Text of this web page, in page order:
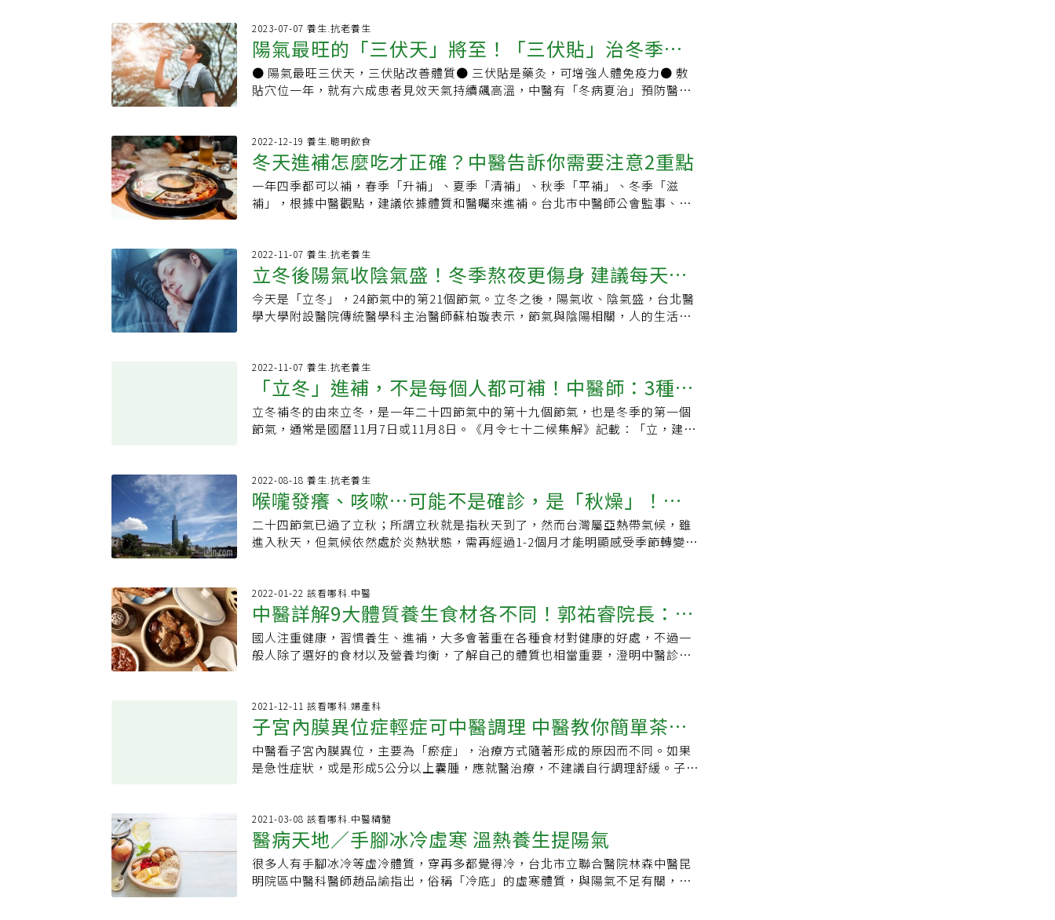
族群薑茶不宜喝太多「薑茶很適合胃寒、虛寒體質的人，但對於胃熱體質，或有
肝火、類風溼性關節炎正在發作、身體正在發炎的患者，就不適合喝太多薑
茶。」廖麗蘭表示，像胃酸多、口乾、口苦、排便較臭、心火旺盛、晚上做夢
多，或身體因發炎、熱性感冒而喉嚨疼痛，持續一段時間後還出現痰黃、痰液濃
稠、發高燒症狀，體溫飆到攝氏38、39度以上的病患，都不建議喝太多薑茶，一
熱熱的薑茶，有一次，她突然胃發炎、胃酸過多，但她還是持續每天早上喝薑
茶，結果眼睛周遭長出麥粒腫、針眼，就醫後才知道，自己當時的體質已轉為胃
熱、有火，如果還是每天喝一杯薑茶，等於火上加油，身體自然冒出一些不舒服
症狀，後來，經醫師診斷、開藥後、她除了用藥，也同步暫停喝薑茶的習慣，身
過身體有異常變化，或體質出現改變，就不適合喝太多薑茶，民眾可諮詢專業中
醫師建議，才能讓薑茶的養生功效充分發揮，身體也才能真正感受到薑茶所帶來
的種種好處。(責任編輯葉姿岑)
等，也可以用排骨或豆類替代。長期茹素者具中醫師身分的北市聯醫忠孝院區血
液腫瘤科主任簡采汝說，長期茹素者體質偏冷，可用燉煮、慢熬等方式烹調改變
蔬菜的寒性，並加入薑或薑黃、肉桂、枸杞、黃耆等補氣血食材；蛋白質可從堅
果類、豆腐類、牛奶起司中補充，可用番茄、芹菜、紅棗、醬油、糖、鹽、薑、
胃氣，可以補充牛蒡、蓮藕、銀耳、山藥等，佐以西洋參、枸杞等烹調，修補化
療或標靶副作用，促進造血；慢性腎病、三高患者，進補要避免濃高湯、沙茶，
以清湯低脂的「以清為補」為原則。雖蔬食、癌症、慢性病多有禁忌，但仍要看
個別體質的寒熱虛實情況選用食物。除了食補外，基隆長庚醫院中醫科主任張子
瑜說，天氣寒冷一定要多注意頸部、背部保暖，可以使用帽子、圍巾，減少感
氣。
農村的工作也越來越少，進入「冬藏」的狀態。立冬正是代表從此開始進入冬季
之始，因為台灣位在亞熱帶地區，農曆10月仍有炎熱的陽光，有「十月小陽春」
之稱。過去沒有冰箱的時代，台灣農村會利用此時的陽光與溫度，將今年收成的
青菜製做成「菜乾」，來度過冬季。立冬養身3要訣：1.身體隨節氣變化，立冬後
建議每天至少睡八小時立冬過後，氣溫較冷，白天的時間變得比較短、黑夜較
緒浮躁、內分泌失調、經期紊亂、容易失眠等，建議冬季要相對於其他季節早
睡，建議最好睡到八小時。冬季時氣血循環也會受到影響，精神容易變差，特別
是長者更為明顯，夜尿多、手腳冰冷。長者可透過白天曬太陽或熱敷，晚上泡腳
來改善，加強末梢循環，但不要在上半身過度熱敷，晚間腦部氣血循環太好，反
眾，女性大多屬虛寒體質，特徵如手腳冰冷、精神差，女性白帶呈水狀，進補時
可多吃「薑」，比較熱性的食物，一周一次或二周一次為宜，過補反傷身。3.立
冬按摩穴位 加速體質調整速度年長者調整體質速度較慢，立冬後可以強化腎經及
任脈。按摩腎經的穴位包含太谿穴、湧泉穴，太谿穴位於腳踝的位置、湧泉穴則
是位於腳底前三分之一的凹陷處；任脈穴位可加強關元穴、氣海穴，關元穴位於
每次按摩大約3到5分鐘，使用指腹輕輕按壓，不要用力按到瘀青，輕壓就會有效
果。節氣與諺語：•立冬收成期，雞鳥卡會啼：農村收成期間，放養的雞群與野
生鳥類此時都有穀物可吃，很容易聽到禽鳥欣喜的啼聲。•補冬補嘴空：農村認
為進入立冬日要開始進補，一年的辛勞，到冬季已經體力衰弱，進補來恢復元
10月天氣仍熱，所以農村會利用這段時機製作菜乾等農產加工品。參考資料：食
農教育資訊整合平台台灣大百科資料元氣網：立冬後陽氣收陰氣盛！冬季熬夜更
傷身 建議每天睡滿＊小時
2023-07-07 養生.抗老養生
陽氣最旺的「三伏天」將至！「三伏貼」治冬季最
難纏3病症
● 陽氣最旺三伏天，三伏貼改善體質● 三伏貼是藥灸，可增強人體免疫力● 敷
貼穴位一年，就有六成患者見效天氣持續飆高溫，中醫有「冬病夏治」預防醫學
難纏的病症。今年「三伏天」分別為7月11日、7月21日、8月10日，民眾可至中
醫院所預約三伏貼的治療。中醫師公會全聯會理事長詹永兆說，三伏貼是將中藥
材貼在人體穴位上，包括甘遂、白芥子、細辛、延胡索、丁香、薑汁等辛溫、逐
痰、溫陽、通絡的藥物，藉著夏天最熱的三伏天，肌膚毛孔易擴張，藥物得以沁
入皮膚，讓藥效發揮。台北慈濟醫院中醫部主治醫師林亞萱表示，近年氣喘人口
醫部主治醫師陳俊良說，三伏貼針對大椎、風門、定喘、肺俞、脾俞、腎俞等穴
位，適應症為過敏性鼻炎、氣喘、慢性支氣管炎、久咳怕冷、胃寒腹瀉、體質虛
弱、容易反覆感冒、痛經及月經不調、風寒濕性關節疼痛等。支氣管症狀好得最
明顯台北榮總傳統醫學部主任龔彥穎說，根據研究，若三伏貼療程持續達三年，
進行三伏貼調理外，飲食方面也要做好「避暑」，若身體狀況已相當熱，荔枝、
龍眼、芒果等溫熱性水果盡量斟酌食用，避免體內過於燥熱，腸胃蠕動停擺；可
多選擇「瓜類」食用，例如絲瓜、瓢瓜、香瓜、西瓜等寒性的食材，平衡體內暑
氣。王明仁指出，三伏貼原理即為「冬病夏治」，在最炎熱的時節調理冬天虛寒
性的體質，一般治療疼痛患者，若同時具有虛寒體質、容易過敏，都建議採取三
兩次療效不完整王明仁說，三伏貼依照傳統得在初伏、中伏、末伏三天進行，若
體質較為虛寒也可以貼超過三次，尤其台灣氣候炎熱，只要天氣熱的時節都可進
行，但若只貼一、兩次恐無法達到完整療效。王明仁提醒，孕婦及未滿一歲幼兒
不宜三伏貼，若正在使用「免疫調節藥物」恐引起過強的免疫反應。敷貼部位可
2022-12-19 養生.聰明飲食
冬天進補怎麼吃才正確？中醫告訴你需要注意2重點
一年四季都可以補，春季「升補」、夏季「清補」、秋季「平補」、冬季「滋
補」，根據中醫觀點，建議依據體質和醫囑來進補。台北市中醫師公會監事、台
重、陽氣少，進補多半是指溫補而言。體質虛寒者適合進補溫補有祛寒溫裡的作
用，對於改善體寒、手腳冰冷等症狀，就非常適合，尤其在冬季容易生病的患
者，就更需考慮進補，用以加強體質；但需要注意的是，進補的方式，僅適合體
質虛寒的民眾。在營養充分的現代社會中，其實真正需要進補的人不多，某些天
生羸弱易疲倦的族群、年紀大身體虛弱的朋友，或者是長期間體力透支、大病久
忠孝院區社區整合照護科營養師洪若樸建議，進補湯品為保養身體之用，應避免
過量攝取，建議每週星期多1～2碗，尤其滋補食材多屬熱性，吃多容易上火、燥
熱，記得適時補充水分。如果進補當正餐，建議搭配全穀類、葉菜類，以及蔬
菜、水果，增加攝取足量的膳食纖維；進補的湯品含有油脂、鹽分較多，每次進
公開「進補防胖4大須知」 2種人湯少喝。吃完薑母鴨、羊肉爐失眠、嘴破小心上
火！ 醫點名必加「10樣食材」降燥助消化
2022-11-07 養生.抗老養生
立冬後陽氣收陰氣盛！冬季熬夜更傷身 建議每天睡
滿＊小時
今天是「立冬」，24節氣中的第21個節氣。立冬之後，陽氣收、陰氣盛，台北醫
學大學附設醫院傳統醫學科主治醫師蘇柏璇表示，節氣與陰陽相關，人的生活作
冬後建議每天至少睡八小時蘇柏璇表示，節氣演變，人體代謝也會跟著變化，立
冬後，氣溫較冷，白天的時間變得比較短、黑夜較長，人類睡眠的時間也跟著拉
長，過去一天平均睡七小時，冬季一天平均會拉到八小時，冬季熬夜對於身體的
影響更勝其他季節，如情緒浮躁、內分泌失調、經期紊亂、容易失眠等，建議冬
季要相對於其他季節早睡，建議最好睡到八小時。冬季時氣血循環相對會受到影
敷，晚上建議可以泡腳，但不要加重上半身熱敷，晚間腦部氣血循環太好，反而
容易失眠，晚上應讓氣血循環往下走，不僅睡得好，也能加強末梢循環。● 立冬
別亂補 手腳冰冷才「溫補」吃薑母鴨、燒酒雞立冬進補，許多人首選薑母鴨、燒
酒雞，蘇柏璇表示，進補分為平補、溫補、涼補，立冬時常聽到溫補，溫補適合
周一次，過度進補反而燥熱，導致便秘等。蘇柏璇表示，除了虛寒體質，還有一
種「陽虛體質」，四肢掌心溫度低，如果一路涼到手肘、膝蓋，同時也相對於一
般人怕冷，不只可以溫補，還建議平時可以多吃補氣、補血的飲品或食材，如黑
芝麻、紅棗、桂圓等。平補適合所有人，只要均衡飲食即可；涼補則適合燥熱體
質者，如頻長痘痘、口乾舌燥、便秘、女性白帶稠且有味道，可多吃白木耳蓮子
質速度較慢，立冬後可以強化腎經及任脈，按摩腎經的穴位包含太谿穴、湧泉
穴，太谿穴位於腳踝的位置、湧泉穴則是位於腳底前三分之一的凹陷處；任脈穴
位可加強關元穴、氣海穴，關元穴位於肚臍下方的三寸位置、氣海穴位於肚臍下
方一寸半的位置。蘇柏璇表示，按摩穴位的時機，避免飯後或疲憊睡不好之際，
時刻也是在精神好的時候，疲憊時按摩，身體反而無法承受外力，按完會更累。
2022-11-07 養生.抗老養生
「立冬」進補，不是每個人都可補！中醫師：3種體
質的人當心反效果
立冬補冬的由來立冬，是一年二十四節氣中的第十九個節氣，也是冬季的第一個
節氣，通常是國曆11月7日或11月8日。《月令七十二候集解》記載：「立，建始
補來補充營養恢復體力，養精蓄銳為年後做準備。可是現今已非傳統農業社會，
需要依靠大量勞力，滿街的薑母鴨、羊肉爐、藥膳排骨，讓人隨時食指大動，卻
又時常聽到民眾吃補後產生許多不適症狀。青少年吃補結果冒痘痘，青壯年吃補
口乾舌燥甚至咽痛失聲或者月經不來，銀髮族吃補失眠便秘或痔瘡出血等，皆是
提醒民眾補錯了更傷身，失去了進補養生的初衷。到底該怎麼進補才是正確的呢?
可以先將民眾分為兩大類，一是「虛寒體質」，另一部分則為「燥熱體質」。•
虛寒體質常見症狀有：怕冷、手腳冰冷、畏寒、臉色蒼白、精神萎靡、大便稀
溏、或白帶多清澈水狀。• 燥熱體質常見症狀有：怕熱、口乾舌燥、易嘴破、情
緒煩躁、便祕、白帶多稠且黃綠色。但提醒民眾，體質偏寒或偏熱性，主要是由
是偏溫性的食物，而螃蟹瓜果就是偏涼性，但經過烹調煮食方法或加入辛香佐料
或米酒，食物屬性也有可能改變。2.哪些情況要小心進補提醒民眾如果處於身體
不穩定的狀況，例如①感冒、發燒、喉嚨痛、咳嗽有黃痰；②三高(高血壓、高血
糖、高血脂)患者；或③燥熱體質（陰虛內熱）等，則需要避免進補或詢問醫師調
整食材種類，以免造成身體不適。進補吃過頭，腸胃不適怎麼辦面對美食佳餚，
指尖輕壓點按穴位。可以找肚臍上下左右附近穴位為按壓點，局部點按輕柔，或
是以肚臍為圓心順時鐘按摩腹部也行。① 天樞：肚臍左右2寸(三指幅)② 大橫：肚
臍左右左右4寸③ 水份：肚臍上方1寸(拇指寬)④ 下脘：肚臍上方上方2寸⑤ 中
脘：肚臍上方上方4寸⑥ 氣海：肚臍下方1.5寸⑦ 關元：肚臍下方下方3寸2.按摩
2022-08-18 養生.抗老養生
喉嚨發癢、咳嗽…可能不是確診，是「秋燥」！秋
養肺飲食「少辛多酸」，每天按摩3穴道
二十四節氣已過了立秋；所謂立秋就是指秋天到了，然而台灣屬亞熱帶氣候，雖
進入秋天，但氣候依然處於炎熱狀態，需再經過1-2個月才能明顯感受季節轉變。
地球萬物遵守著「春生，夏長，秋收，冬藏」 的自然法則，秋季養生的重點便是
養陰斂氣。中醫認為，秋燥最容易傷害到嬌弱的肺系統，包括口、鼻、肺臟及皮
膚毛細孔等，產生皮膚乾、喉嚨發癢、咳嗽、口乾舌燥等「秋燥」現象。尤其炎
夏活動力強、損耗多，身體流失水分及滋潤度，秋季更需要特別的飲食調養，來
回復身體狀況，並儲存對抗寒冬的能量。秋季飲食指南「少辛多酸」，助收斂氣
山藥、蜂蜜、秋葵、蓮藕、蓮子、甘蔗、蘿蔔、梨子等可以滋潤身體食物；體質
較燥熱的朋友應少吃辛辣食物，如蔥、薑、辣椒、胡椒，防止辛溫助熱，惡化肺
燥症狀，若是屬於較虛寒體質的朋友，可在深秋時適量食用生薑、紅棗、桂圓等
溫潤食物，增加氣血循環，對抗溫差。新冠患者癒後留意燥熱，可由秋季養生要
口乾渴等症狀會持續較久；另一方面因為炎熱難耐、貪食冷飲，病程一周後便肆
意飲冷損耗正氣(免疫力)而使得症狀反覆，甚至出現其他便祕、蕁麻疹、不明紅疹
等化熱症狀而難以痊癒。建議可以藉由秋季養生這些滋潤的飲食，以及充足的水
分來保養身體減少長新冠症狀。中醫推薦3穴道助秋季養生推薦幾個秋季穴道養生
每天按摩10分鐘，也可一日數次。• 合谷穴（打開虎口，大拇指與食指之間）︰
2022-01-22 該看哪科.中醫
中醫詳解9大體質養生食材各不同！郭祐睿院長：補
得多不如吃得巧
國人注重健康，習慣養生、進補，大多會著重在各種食材對健康的好處，不過一
般人除了選好的食材以及營養均衡，了解自己的體質也相當重要，澄明中醫診所
動，適應四季、四時陰陽變化，並依據個人體質選擇食物攝取，對於養生更有幫
助。以中華中醫藥學會在2009年發布的《中醫體質分類與判定》來看，人的體質
大致上可分成９大類型，包括了平和質、氣虛質、陽虛質、陰虛質、痰濕質、濕
熱質、氣鬱質、血瘀質、特稟質，各自有不同的飲食方式。 1.平和體質：平和體
質的人身體運作正常，沒有什麼症狀或疾病在身，日常維持正常生活即可，如營
食物，例如大麥、小米、馬鈴薯等，有助改善這類情況。3.陽虛體質：陽虛體質
則時常身體產熱不足，容易手腳冰冷，飲食方面就適合甘溫益氣的黃色食物，以
及補益氣血的紅色食物，例如牛肉、辣椒、核桃等。4.陰虛體質：陰虛體質者，
常常會有口乾咽燥、夜間發熱等虛熱情況，飲食營養就建議著重在有助讓身體充
2021-12-11 該看哪科.婦產科
子宮內膜異位症輕症可中醫調理 中醫教你簡單茶飲
輕鬆調整體質！
中醫看子宮內膜異位，主要為「瘀症」，治療方式隨著形成的原因而不同。如果
是急性症狀，或是形成5公分以上囊腫，應就醫治療，不建議自行調理舒緩。子宮
長在卵巢會形成巧克力囊腫，長在子宮肌層則形成子宮肌腺症，少數異位到腹腔
外，就會造成其他疼痛或出血，最明顯的症狀是腹脹腹痛、生理痛，有些女性的
經血量多，會導致貧血，也有人因卵巢功能不佳，而有不孕現象，對女性造成諸
多困擾。台北市立聯合醫院林森中醫昆明院區中醫內科醫師胡玉芳表示，中醫看
子宮內膜異位，視為一種「瘀證」，形成的原因很多，有人是虛寒體質，有人是
2021-03-08 該看哪科.中醫精髓
醫病天地／手腳冰冷虛寒 溫熱養生提陽氣
很多人有手腳冰冷等虛冷體質，穿再多都覺得冷，台北市立聯合醫院林森中醫昆
明院區中醫科醫師趙品諭指出，俗稱「冷底」的虛寒體質，與陽氣不足有關，體